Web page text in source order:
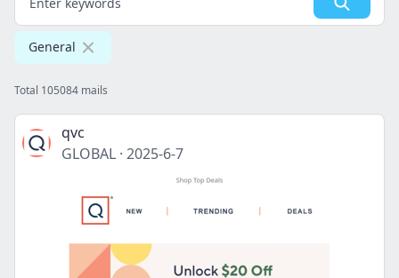
General
Total 105084 mails
qvc
GLOBAL · 2025-6-7